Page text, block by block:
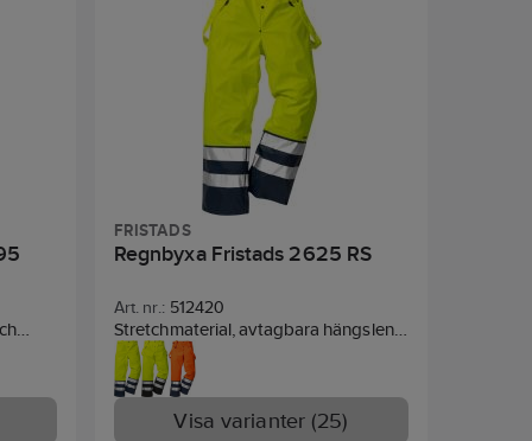
FRISTADS
Regnbyxa Fristads 2625 RS
Art. nr.: 512420
Stretchmaterial, avtagbara hängslen,
resår i midjan bak, öppning för löst
hängande spikfickor, knäppning fram
för lättare påtagning. Tumstocksficka,
reglerbart benslut.Material:PU-
Visa varianter (25)